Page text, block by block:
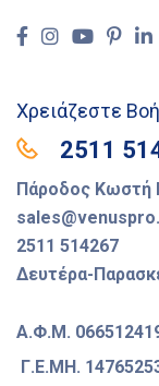
Χρειάζεστε
2511
Πάροδος Κωστή
2511 514267
Δευτέρα-
Α.Φ.Μ.
Γ.Ε.ΜΗ.